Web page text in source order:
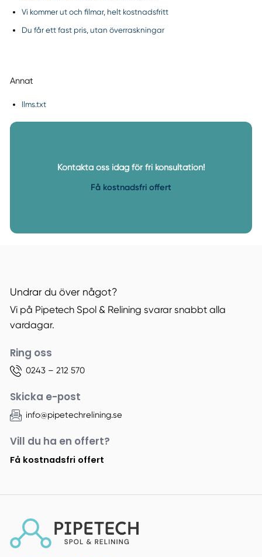
Vi kommer ut och filmar, helt kostnadsfritt
Du får ett fast pris, utan överraskningar
Annat
llms.txt
Kontakta oss idag för fri konsultation!
Få kostnadsfri offert
Undrar du över något?
Vi på Pipetech Spol & Relining svarar snabbt alla
vardagar.
Ring oss
0243 – 212 570
Skicka e-post
info@pipetechrelining.se
Vill du ha en offert?
Få kostnadsfri offert